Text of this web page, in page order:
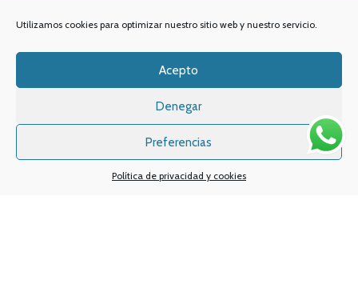
Utilizamos cookies para optimizar nuestro sitio web y nuestro servicio.
Acepto
Denegar
Preferencias
Política de privacidad y cookies
Sistemas de pagos Sistema de envío